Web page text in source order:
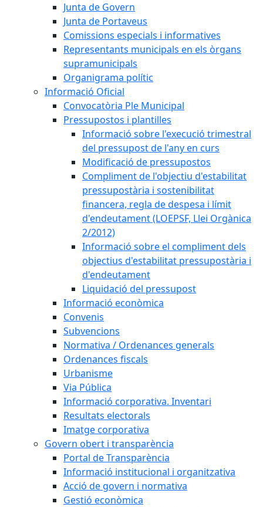
Junta de Govern
Junta de Portaveus
Comissions especials i informatives
Representants municipals en els òrgans
supramunicipals
Organigrama polític
Informació Oficial
Convocatòria Ple Municipal
Pressupostos i plantilles
Informació sobre l'execució trimestral
del pressupost de l'any en curs
Modificació de pressupostos
Compliment de l'objectiu d'estabilitat
pressupostària i sostenibilitat
financera, regla de despesa i límit
d'endeutament (LOEPSF, Llei Orgànica
2/2012)
Informació sobre el compliment dels
objectius d'estabilitat pressupostària i
d'endeutament
Liquidació del pressupost
Informació econòmica
Convenis
Subvencions
Normativa / Ordenances generals
Ordenances fiscals
Urbanisme
Via Pública
Informació corporativa. Inventari
Resultats electorals
Imatge corporativa
Govern obert i transparència
Portal de Transparència
Informació institucional i organitzativa
Acció de govern i normativa
Gestió econòmica